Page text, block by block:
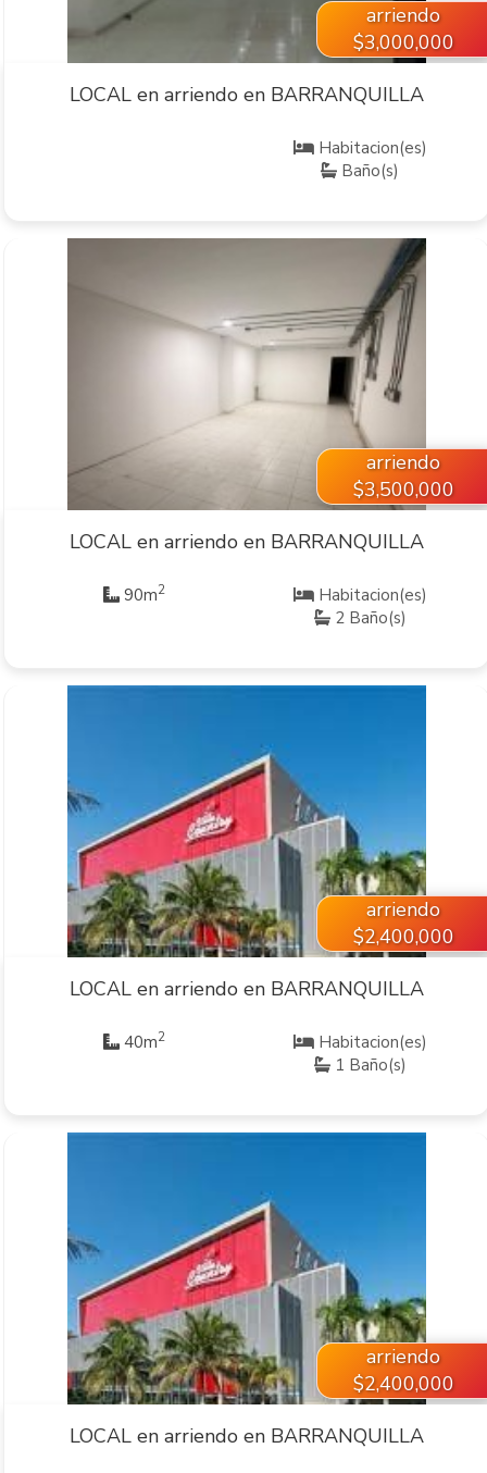
arriendo
$3,000,000
LOCAL en arriendo en BARRANQUILLA
Habitacion(es)
Baño(s)
arriendo
$3,500,000
LOCAL en arriendo en BARRANQUILLA
90m2
Habitacion(es)
2 Baño(s)
VER INMUEBLE
arriendo
$2,400,000
LOCAL en arriendo en BARRANQUILLA
40m2
Habitacion(es)
1 Baño(s)
VER INMUEBLE
arriendo
$2,400,000
LOCAL en arriendo en BARRANQUILLA